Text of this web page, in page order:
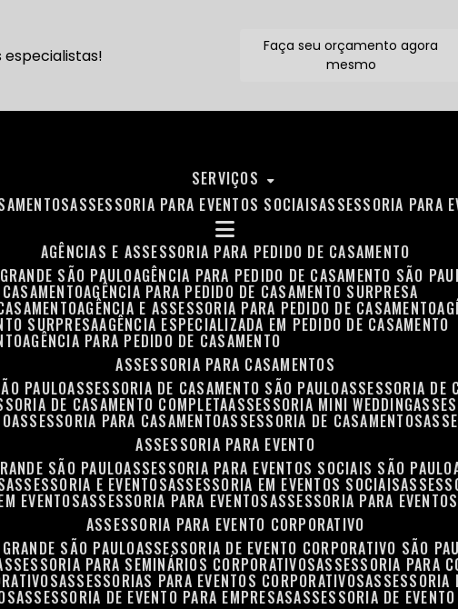
Faça seu orçamento agora
mesmo
SERVIÇOS
ASSESSORIA PARA EVENTOS SOCIAIS ASSESSORIA PARA
AGÊNCIAS E ASSESSORIA PARA PEDIDO DE CASAMENTO
SÃO PAULO AGÊNCIA PARA PEDIDO DE CASAMENTO SÃO
AGÊNCIA PARA PEDIDO DE CASAMENTO SURPRESA
AGÊNCIA E ASSESSORIA PARA PEDIDO DE CASAMENTO
SURPRESA AGÊNCIA ESPECIALIZADA EM PEDIDO DE CASAMENTO
AGÊNCIA PARA PEDIDO DE CASAMENTO
ASSESSORIA PARA CASAMENTOS
PAULO ASSESSORIA DE CASAMENTO SÃO PAULO ASSESSORIA
DE CASAMENTO COMPLETA ASSESSORIA MINI WEDDING
ASSESSORIA PARA CASAMENTO ASSESSORIA DE CASAMENTOS
ASSESSORIA PARA EVENTO
SÃO PAULO ASSESSORIA PARA EVENTOS SOCIAIS SÃO PAULO
ASSESSORIA E EVENTOS ASSESSORIA EM EVENTOS SOCIAIS
EVENTOS ASSESSORIA PARA EVENTOS ASSESSORIA PARA
ASSESSORIA PARA EVENTO CORPORATIVO
SÃO PAULO ASSESSORIA DE EVENTO CORPORATIVO SÃO
ASSESSORIA PARA SEMINÁRIOS CORPORATIVOS ASSESSORIA PARA
ASSESSORIAS PARA EVENTOS CORPORATIVOS
ASSESSORIA DE EVENTO PARA EMPRESAS ASSESSORIA DE